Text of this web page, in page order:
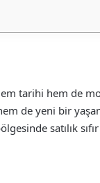
tarihi hem de
de yeni bir
satılık